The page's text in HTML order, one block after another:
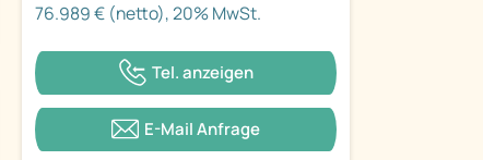
76.989 € (netto), 20% MwSt.
Tel. anzeigen
E-Mail Anfrage